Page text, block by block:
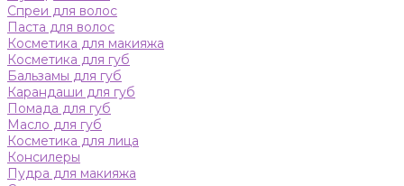
Спреи для волос
Паста для волос
Косметика для макияжа
Косметика для губ
Бальзамы для губ
Карандаши для губ
Помада для губ
Масло для губ
Косметика для лица
Консилеры
Пудра для макияжа